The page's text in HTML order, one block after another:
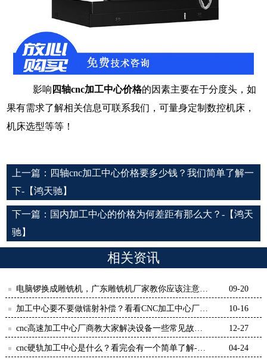
影响 四轴cnc加工中心价格的因素主要在于分度头，如
果有需求了解相关信息可联系我们，可量身定制数控机床，
机床选型等等！
上一篇： 四轴cnc加工中心价格要多少钱？我们简单了解一
下-【鸿天驰】
下一篇： 国内加工中心的价格为何差距有那么大？-【鸿天
驰】
相关资讯
电脑锣换成雕铣机，广东雕铣机厂家教你应该注意什
么-[鸿天驰]
09-20
加工中心要不要做镭射补偿？看看CNC加工中心厂家
怎么说-鸿天驰
10-16
cnc高速加工中心厂商教大家解决设备一些常见故障
问题-【鸿天驰】
12-27
cnc硬轨加工中心是什么？看完会有一个简单了解- 04-24